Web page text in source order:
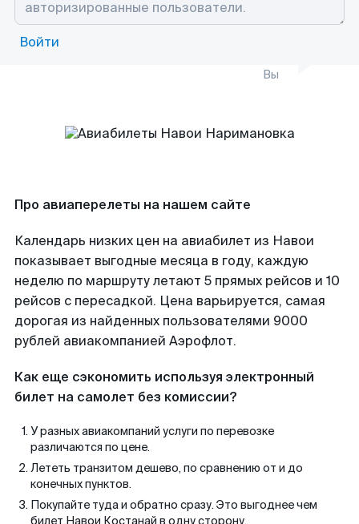
Войти
Вы
Про авиаперелеты на нашем сайте
Календарь низких цен на авиабилет из Навои
показывает выгодные месяца в году, каждую
неделю по маршруту летают 5 прямых рейсов и 10
рейсов с пересадкой. Цена варьируется, самая
дорогая из найденных пользователями 9000
рублей авиакомпанией Аэрофлот.
Как еще сэкономить используя электронный
билет на самолет без комиссии?
У разных авиакомпаний услуги по перевозке
различаются по цене.
Лететь транзитом дешево, по сравнению от и до
конечных пунктов.
Покупайте туда и обратно сразу. Это выгоднее чем
билет Навои Костанай в одну сторону.